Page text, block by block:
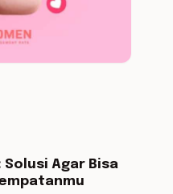
Solusi Agar Bisa